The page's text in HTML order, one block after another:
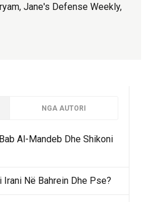
Jane's Defense Weekly,
NGA AUTORI
Al-Mandeb Dhe Shikoni
Në Bahrein Dhe Pse?